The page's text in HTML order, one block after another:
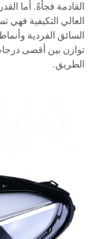
القادمة فجأةً. أما
العالي التكيفية فهي
السائق الفردية
توازن بين أقصى درجات
الطريق.